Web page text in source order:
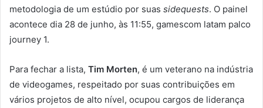
metodologia de um estúdio por suas sidequests. O painel
acontece dia 28 de junho, às 11:55, gamescom latam palco
journey 1.
Para fechar a lista, Tim Morten, é um veterano na indústria
de videogames, respeitado por suas contribuições em
vários projetos de alto nível, ocupou cargos de liderança